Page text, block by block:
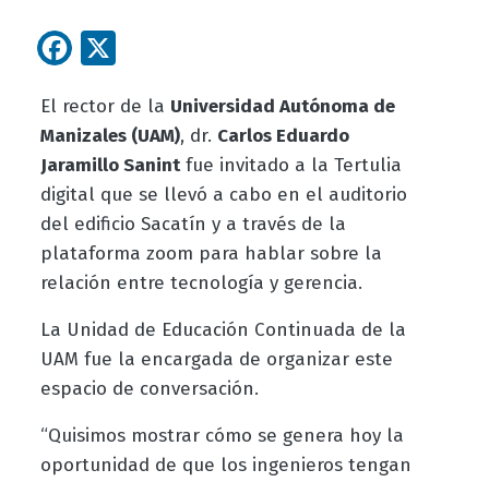
Facebook
El rector de la Universidad Autónoma de
Manizales (UAM), dr. Carlos Eduardo
Jaramillo Sanintfue invitado a la Tertulia
digital que se llevó a cabo en el auditorio
del edificio Sacatín y a través de la
plataforma zoom para hablar sobre la
relación entre tecnología y gerencia.
La Unidad de Educación Continuada de la
UAM fue la encargada de organizar este
espacio de conversación.
“Quisimos mostrar cómo se genera hoy la
oportunidad de que los ingenieros tengan